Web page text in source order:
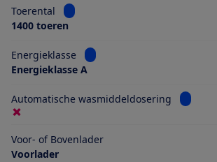
Toerental
Bekijk informatie voor Toerental
1400 toeren
Energieklasse
Bekijk informatie voor
Energieklasse A
Automatische wasmiddeldosering Bekijk
Voor- of Bovenlader
Voorlader